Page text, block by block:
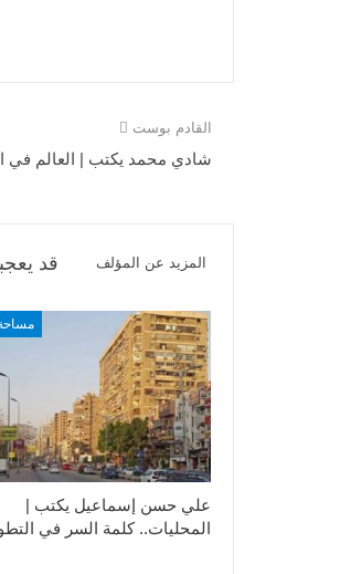
القادم بوست
شادي محمد يكتب | العالم في
قد المزيد عن المؤلف
علي حسن إسماعيل يكتب |
المحليات.. كلمة السر في